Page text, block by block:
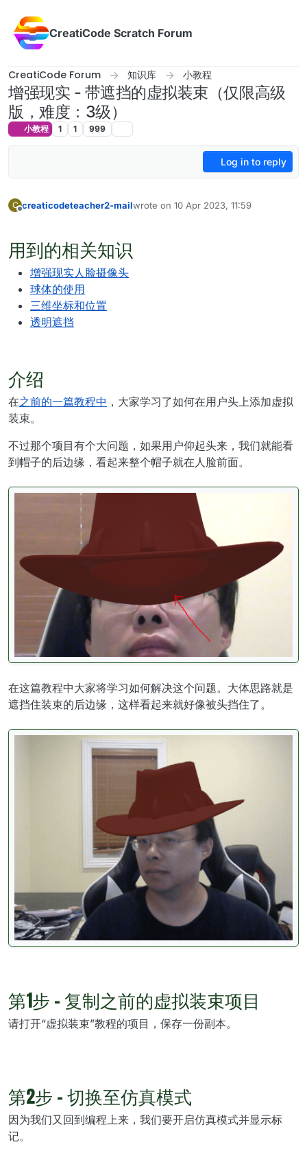
CreatiCode Scratch Forum
CreatiCode Forum 知识库 小教程
增强现实 - 带遮挡的虚拟装束（仅限高级
版，难度：3级）
小教程 1 1 999
Log in to reply
C creaticodeteacher2-mailwrote on 10 Apr 2023, 11:59
last edited by admin5 Apr 2025, 17:12
用到的相关知识
增强现实人脸摄像头
球体的使用
三维坐标和位置
透明遮挡
介绍
在之前的一篇教程中 ，大家学习了如何在用户头上添加虚拟
装束。
不过那个项目有个大问题，如果用户仰起头来，我们就能看
到帽子的后边缘，看起来整个帽子就在人脸前面。
在这篇教程中大家将学习如何解决这个问题。大体思路就是
遮挡住装束的后边缘，这样看起来就好像被头挡住了。
第1步 - 复制之前的虚拟装束项目
请打开“虚拟装束”教程的项目，保存一份副本。
第2步 - 切换至仿真模式
因为我们又回到编程上来，我们要开启仿真模式并显示标
记。